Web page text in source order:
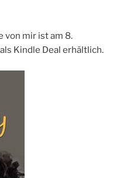
von mir ist am 8.
Kindle Deal erhältlich.